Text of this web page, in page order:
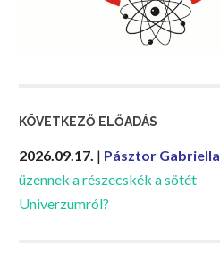
KÖVETKEZŐ ELŐADÁS
2026.09.17. | Pásztor Gabriella
üzennek a részecskék a sötét
Univerzumról?